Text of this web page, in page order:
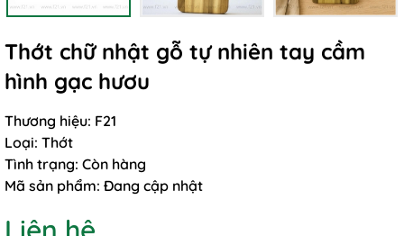
Thớt chữ nhật gỗ tự nhiên tay cầm
hình gạc hươu
Thương hiệu: F21
Loại: Thớt
Tình trạng: Còn hàng
Mã sản phẩm: Đang cập nhật